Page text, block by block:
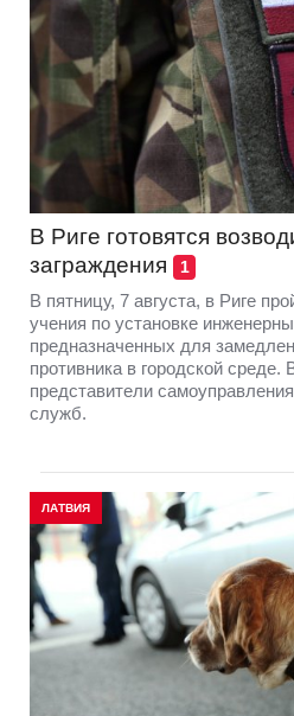
В Риге готовятся
заграждения
1
В пятницу, 7 августа, в Риге
учения по установке
предназначенных для
противника в городской среде.
представители
служб.
ЛАТВИЯ